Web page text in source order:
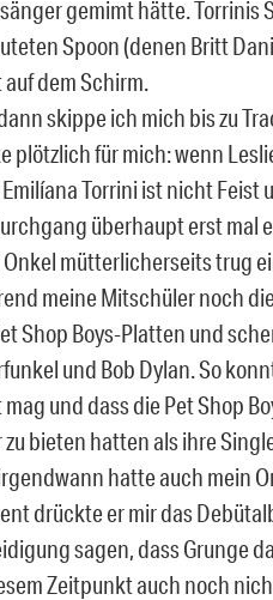
gemimt hätte. Torrinis
Spoon (denen Britt
dem Schirm.
skippe ich mich bis zu
plötzlich für mich: wenn
Torrini ist nicht Feist
überhaupt erst mal
mütterlicherseits trug
meine Mitschüler noch
Shop Boys-Platten und
und Bob Dylan. So
und dass die Pet Shop
zu bieten hatten als ihre
hatte auch mein
drückte er mir das
sagen, dass Grunge
Zeitpunkt auch noch